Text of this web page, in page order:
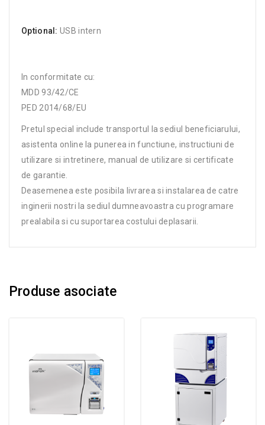
Optional: USB intern
In conformitate cu:
MDD 93/42/CE
PED 2014/68/EU
Pretul special include transportul la sediul beneficiarului,
asistenta online la punerea in functiune, instructiuni de
utilizare si intretinere, manual de utilizare si certificate
de garantie.
Deasemenea este posibila livrarea si instalarea de catre
inginerii nostri la sediul dumneavoastra cu programare
prealabila si cu suportarea costului deplasarii.
Produse asociate